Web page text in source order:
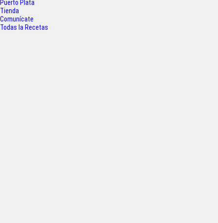
o
k
r
p
Puerto Plata
Tienda
Comunícate
Todas la Recetas